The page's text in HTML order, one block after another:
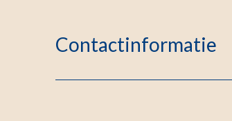
Contactinformatie